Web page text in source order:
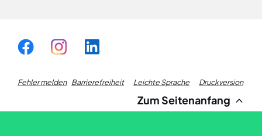
Fehler melden Fußzeile
Links
Barrierefreiheit Leichte Sprache Druckversion
Zum Seitenanfang